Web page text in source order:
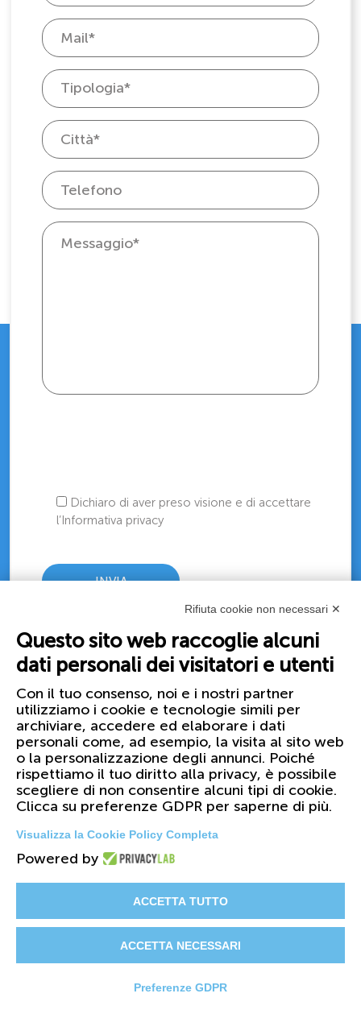
Dichiaro di aver preso visione e di accettare
l’Informativa privacy
Certificazioni
Privacy & Cookie Policy
Rifiuta cookie non necessari ✕
Questo sito web raccoglie alcuni
dati personali dei visitatori e utenti
Con il tuo consenso, noi e i nostri partner
utilizziamo i cookie e tecnologie simili per
archiviare, accedere ed elaborare i dati
personali come, ad esempio, la visita al sito web
o la personalizzazione degli annunci. Poiché
rispettiamo il tuo diritto alla privacy, è possibile
scegliere di non consentire alcuni tipi di cookie.
Clicca su preferenze GDPR per saperne di più.
Visualizza la Cookie Policy Completa
Powered by
ACCETTA TUTTO
ACCETTA NECESSARI
Preferenze GDPR